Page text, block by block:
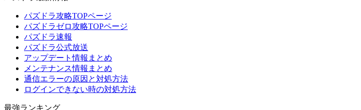
パズドラ攻略TOPページ
パズドラゼロ攻略TOPページ
パズドラ速報
パズドラ公式放送
アップデート情報まとめ
メンテナンス情報まとめ
通信エラーの原因と対処方法
ログインできない時の対処方法
最強ランキング